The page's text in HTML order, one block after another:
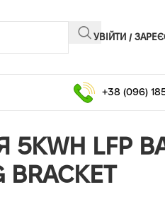
УВІЙТИ /
+38 (096)
LFP
BRACKET